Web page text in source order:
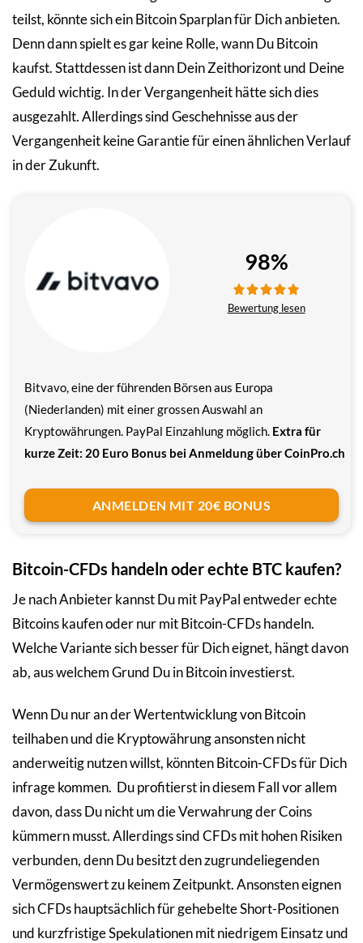
teilst, könnte sich ein Bitcoin Sparplan für Dich anbieten.
Denn dann spielt es gar keine Rolle, wann Du Bitcoin
kaufst. Stattdessen ist dann Dein Zeithorizont und Deine
Geduld wichtig. In der Vergangenheit hätte sich dies
ausgezahlt. Allerdings sind Geschehnisse aus der
Vergangenheit keine Garantie für einen ähnlichen Verlauf
in der Zukunft.
Bitvavo, eine der führenden Börsen aus Europa
(Niederlanden) mit einer grossen Auswahl an
Kryptowährungen. PayPal Einzahlung möglich. Extra für
kurze Zeit: 20 Euro Bonus bei Anmeldung über CoinPro.ch
98%
Bewertung lesen
ANMELDEN MIT 20€ BONUS
Bitcoin-CFDs handeln oder echte BTC kaufen?
Je nach Anbieter kannst Du mit PayPal entweder echte
Bitcoins kaufen oder nur mit Bitcoin-CFDs handeln.
Welche Variante sich besser für Dich eignet, hängt davon
ab, aus welchem Grund Du in Bitcoin investierst.
Wenn Du nur an der Wertentwicklung von Bitcoin
teilhaben und die Kryptowährung ansonsten nicht
anderweitig nutzen willst, könnten Bitcoin-CFDs für Dich
infrage kommen. Du profitierst in diesem Fall vor allem
davon, dass Du nicht um die Verwahrung der Coins
kümmern musst. Allerdings sind CFDs mit hohen Risiken
verbunden, denn Du besitzt den zugrundeliegenden
Vermögenswert zu keinem Zeitpunkt. Ansonsten eignen
sich CFDs hauptsächlich für gehebelte Short-Positionen
und kurzfristige Spekulationen mit niedrigem Einsatz und